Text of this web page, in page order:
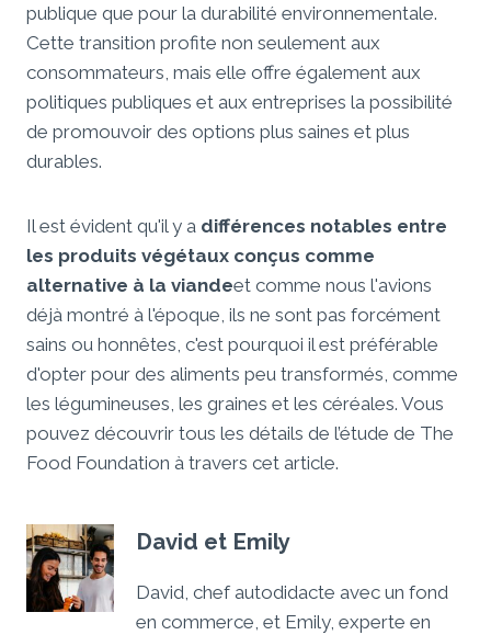
publique que pour la durabilité environnementale.
Cette transition profite non seulement aux
consommateurs, mais elle offre également aux
politiques publiques et aux entreprises la possibilité
de promouvoir des options plus saines et plus
durables.
Il est évident qu'il y a différences notables entre
les produits végétaux conçus comme
alternative à la viandeet comme nous l'avions
déjà montré à l'époque, ils ne sont pas forcément
sains ou honnêtes, c'est pourquoi il est préférable
d'opter pour des aliments peu transformés, comme
les légumineuses, les graines et les céréales. Vous
pouvez découvrir tous les détails de l’étude de The
Food Foundation à travers cet article.
David et Emily
David, chef autodidacte avec un fond
en commerce, et Emily, experte en